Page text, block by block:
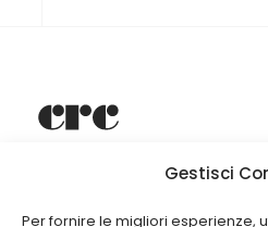
Gestisci
Per fornire le migliori esperienze,
Dal 1949, CRC Srl è specializzata
commerciali.